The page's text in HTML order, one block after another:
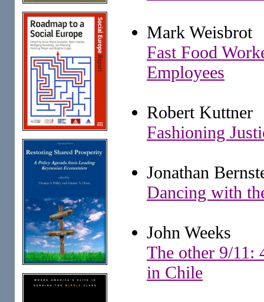
Mark Weisbrot
Fast Food
Employees
Robert Kuttner
Fashioning
Jonathan
Dancing with
John Weeks
The other 9/11:
in Chile